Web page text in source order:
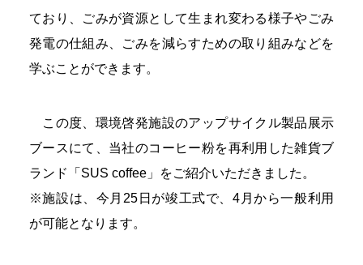
ており、ごみが資源として生まれ変わる様子やごみ
発電の仕組み、ごみを減らすための取り組みなどを
学ぶことができます。
この度、環境啓発施設のアップサイクル製品展示
ブースにて、当社のコーヒー粉を再利用した雑貨ブ
ランド「SUS coffee」をご紹介いただきました。
※施設は、今月25日が竣工式で、4月から一般利用
が可能となります。